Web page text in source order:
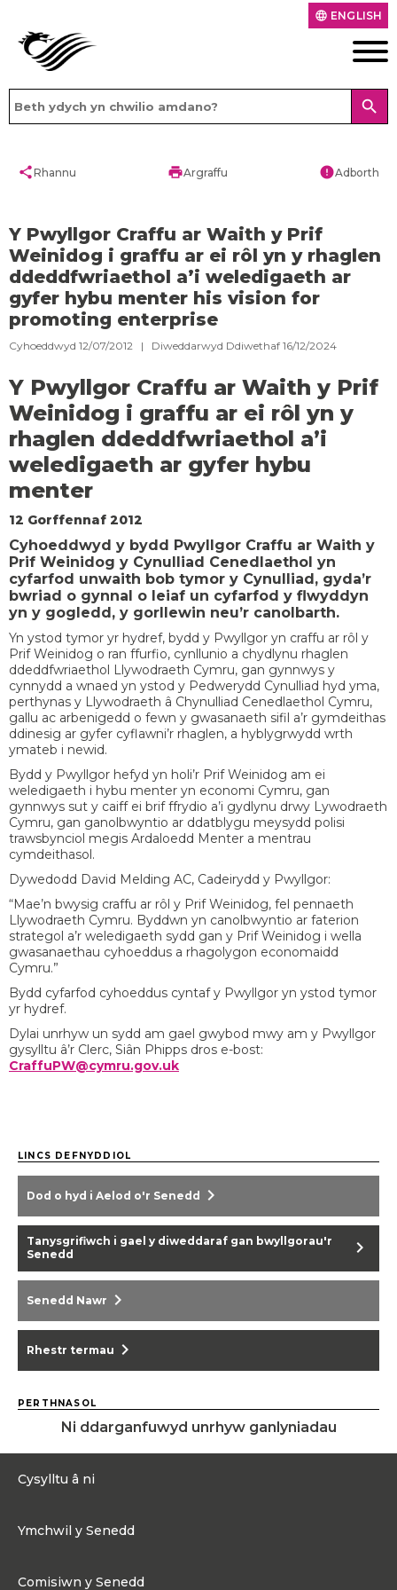
language ENGLISH
search
shareRhannu printArgraffu errorAdborth
Y Pwyllgor Craffu ar Waith y Prif
Weinidog i graffu ar ei rôl yn y rhaglen
ddeddfwriaethol a’i weledigaeth ar
gyfer hybu menter his vision for
promoting enterprise
Cyhoeddwyd 12/07/2012 | Diweddarwyd Ddiwethaf 16/12/2024
Y Pwyllgor Craffu ar Waith y Prif
Weinidog i graffu ar ei rôl yn y
rhaglen ddeddfwriaethol a’i
weledigaeth ar gyfer hybu
menter
12 Gorffennaf 2012
Cyhoeddwyd y bydd Pwyllgor Craffu ar Waith y
Prif Weinidog y Cynulliad Cenedlaethol yn
cyfarfod unwaith bob tymor y Cynulliad, gyda’r
bwriad o gynnal o leiaf un cyfarfod y flwyddyn
yn y gogledd, y gorllewin neu’r canolbarth.
Yn ystod tymor yr hydref, bydd y Pwyllgor yn craffu ar rôl y
Prif Weinidog o ran ffurfio, cynllunio a chydlynu rhaglen
ddeddfwriaethol Llywodraeth Cymru, gan gynnwys y
cynnydd a wnaed yn ystod y Pedwerydd Cynulliad hyd yma,
perthynas y Llywodraeth â Chynulliad Cenedlaethol Cymru,
gallu ac arbenigedd o fewn y gwasanaeth sifil a’r gymdeithas
ddinesig ar gyfer cyflawni’r rhaglen, a hyblygrwydd wrth
ymateb i newid.
Bydd y Pwyllgor hefyd yn holi’r Prif Weinidog am ei
weledigaeth i hybu menter yn economi Cymru, gan
gynnwys sut y caiff ei brif ffrydio a’i gydlynu drwy Lywodraeth
Cymru, gan ganolbwyntio ar ddatblygu meysydd polisi
trawsbynciol megis Ardaloedd Menter a mentrau
cymdeithasol.
Dywedodd David Melding AC, Cadeirydd y Pwyllgor:
“Mae’n bwysig craffu ar rôl y Prif Weinidog, fel pennaeth
Llywodraeth Cymru. Byddwn yn canolbwyntio ar faterion
strategol a’r weledigaeth sydd gan y Prif Weinidog i wella
gwasanaethau cyhoeddus a rhagolygon economaidd
Cymru.”
Bydd cyfarfod cyhoeddus cyntaf y Pwyllgor yn ystod tymor
yr hydref.
Dylai unrhyw un sydd am gael gwybod mwy am y Pwyllgor
gysylltu â’r Clerc, Siân Phipps dros e-bost:
CraffuPW@cymru.gov.uk
LINCS DEFNYDDIOL
Dod o hyd i Aelod o'r Senedd chevron_right
Tanysgrifiwch i gael y diweddaraf gan bwyllgorau'r
Senedd
chevron_right
Senedd Nawr chevron_right
Rhestr termau chevron_right
PERTHNASOL
Ni ddarganfuwyd unrhyw ganlyniadau
Cysylltu â ni
Cysylltu â Senedd Cymru
Ymchwil y Senedd
Comisiwn y Senedd